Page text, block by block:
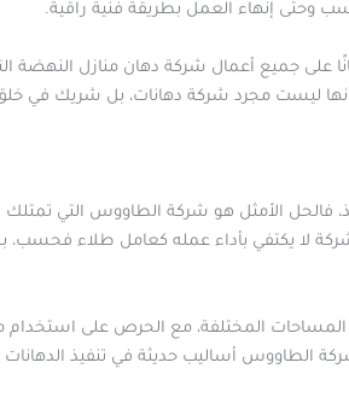
وحتى إنهاء العمل بطريقة فنية راقية.
جميع أعمال شركة دهان منازل النهضة التي
ليست مجرد شركة دهانات، بل شريك في خلق
الأمثل هو شركة الطاووس التي تمتلك
لا يكتفي بأداء عمله كعامل طلاء فحسب،
المساحات المختلفة، مع الحرص على استخدام
أساليب حديثة في تنفيذ الدهانات